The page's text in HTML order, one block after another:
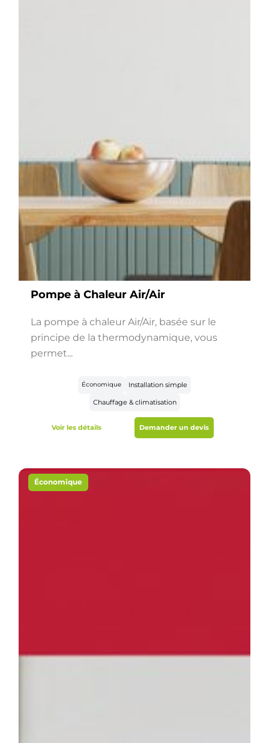
Pompe à Chaleur Air/Air
La pompe à chaleur Air/Air, basée sur le
principe de la thermodynamique, vous
permet...
Économique Installation simple
Chauffage & climatisation
Voir les détails Demander un devis
Économique